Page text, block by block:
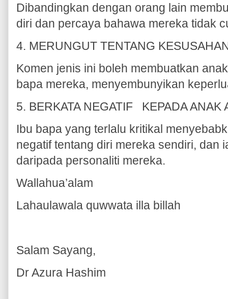
Dibandingkan dengan orang lain
diri dan percaya bahawa mereka tidak
4. MERUNGUT TENTANG
Komen jenis ini boleh membuatkan
bapa mereka, menyembunyikan
5. BERKATA NEGATIF KEPADA ANAK
Ibu bapa yang terlalu kritikal
negatif tentang diri mereka sendiri, dan
daripada personaliti mereka.
Wallahua’alam
Lahaulawala quwwata illa billah
Salam Sayang,
Dr Azura Hashim